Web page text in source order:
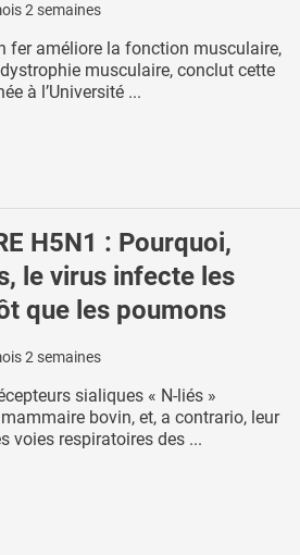
2 semaines
fer améliore la fonction musculaire,
musculaire, conclut cette
à l’Université ...
H5N1 : Pourquoi,
le virus infecte les
que les poumons
2 semaines
sialiques « N-liés »
bovin, et, a contrario, leur
voies respiratoires des ...